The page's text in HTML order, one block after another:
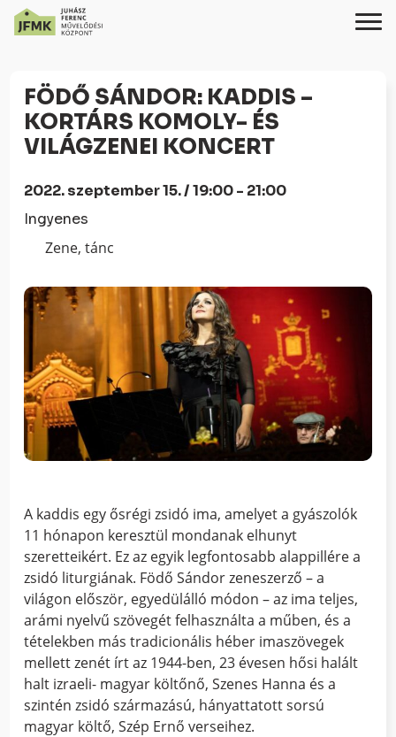
Content
navigációhoz
FÖDŐ SÁNDOR: KADDIS –
KORTÁRS KOMOLY- ÉS
VILÁGZENEI KONCERT
2022. szeptember 15. / 19:00 - 21:00
Ingyenes
Zene, tánc
A kaddis egy ősrégi zsidó ima, amelyet a gyászolók
11 hónapon keresztül mondanak elhunyt
szeretteikért. Ez az egyik legfontosabb alappillére a
zsidó liturgiának. Födő Sándor zeneszerző – a
világon először, egyedülálló módon – az ima teljes,
arámi nyelvű szövegét felhasználta a műben, és a
tételekben más tradicionális héber imaszövegek
mellett zenét írt az 1944-ben, 23 évesen hősi halált
halt izraeli- magyar költőnő, Szenes Hanna és a
szintén zsidó származású, hányattatott sorsú
magyar költő, Szép Ernő verseihez.